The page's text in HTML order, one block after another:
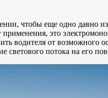
чтобы еще одно давно
это
водителя от возможного
светового потока на его